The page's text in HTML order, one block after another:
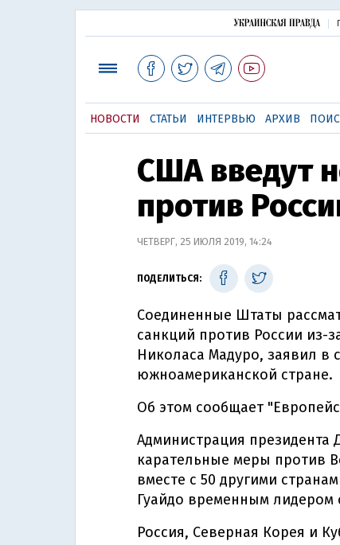
НОВОСТИ СТАТЬИ ИНТЕРВЬЮ АРХИВ
США введут
против
ЧЕТВЕРГ, 25 ИЮЛЯ 2019, 14:24
ПОДЕЛИТЬСЯ:
Соединенные Штаты
санкций против России из-
Николаса Мадуро, заявил в
южноамериканской стране.
Об этом сообщает
Администрация президента
карательные меры против
вместе с 50 другими
Гуaйдо временным лидером
Россия, Северная Корея и